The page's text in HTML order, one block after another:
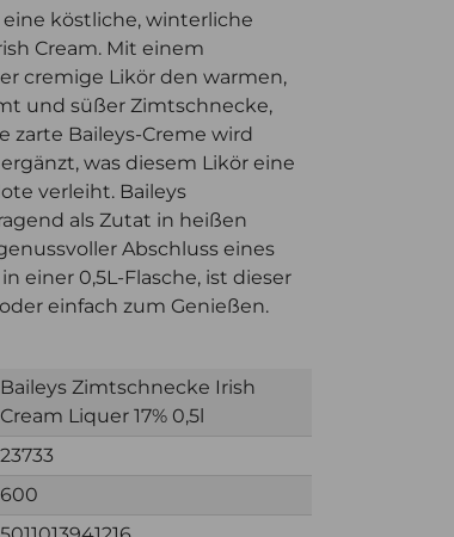
eine köstliche, winterliche
Cream. Mit einem
cremige Likör den warmen,
und süßer Zimtschnecke,
zarte Baileys-Creme wird
was diesem Likör eine
verleiht. Baileys
als Zutat in heißen
Abschluss eines
einer 0,5L-Flasche, ist dieser
einfach zum Genießen.
Baileys Zimtschnecke Irish
Cream Liquer 17% 0,5l
23733
600